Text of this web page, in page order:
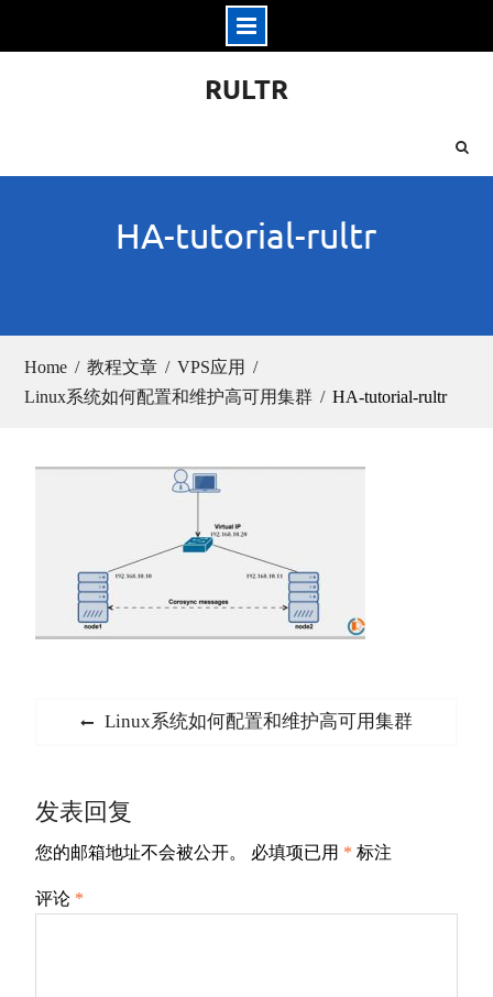
RULTR
HA-tutorial-rultr
Home 教程文章
VPS应用
Linux系统如何配置和维护高可用集群
HA-tutorial-rultr
航
Previous
Linux系统如何配置和维护高可用集群
发表回复
您的邮箱地址不会被公开。 必填项已用 * 标注
评论 *